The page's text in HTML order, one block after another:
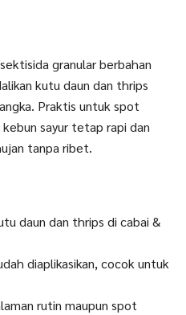
granular berbahan
kutu daun dan thrips
Praktis untuk spot
sayur tetap rapi dan
tanpa ribet.
daun dan thrips di cabai &
diaplikasikan, cocok untuk
rutin maupun spot